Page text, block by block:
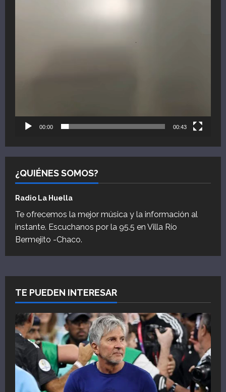
00:00 00:43
¿QUIÉNES SOMOS?
Radio La Huella
Te ofrecemos la mejor música y la información al
instante. Escuchanos por la 95.5 en Villa Río
Bermejito -Chaco.
TE PUEDEN INTERESAR